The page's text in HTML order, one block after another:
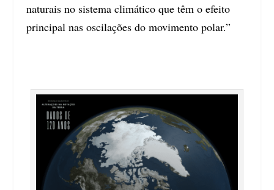
naturais no sistema climático que têm o efeito
principal nas oscilações do movimento polar.”